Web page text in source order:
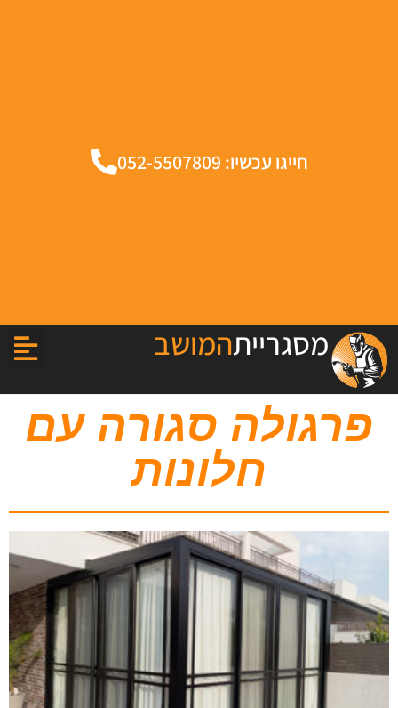
חייגו עכשיו: 052-5507809
מסגרייתהמושב
פרגולה סגורה עם
חלונות